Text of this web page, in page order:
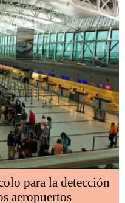
para la detección
aeropuertos